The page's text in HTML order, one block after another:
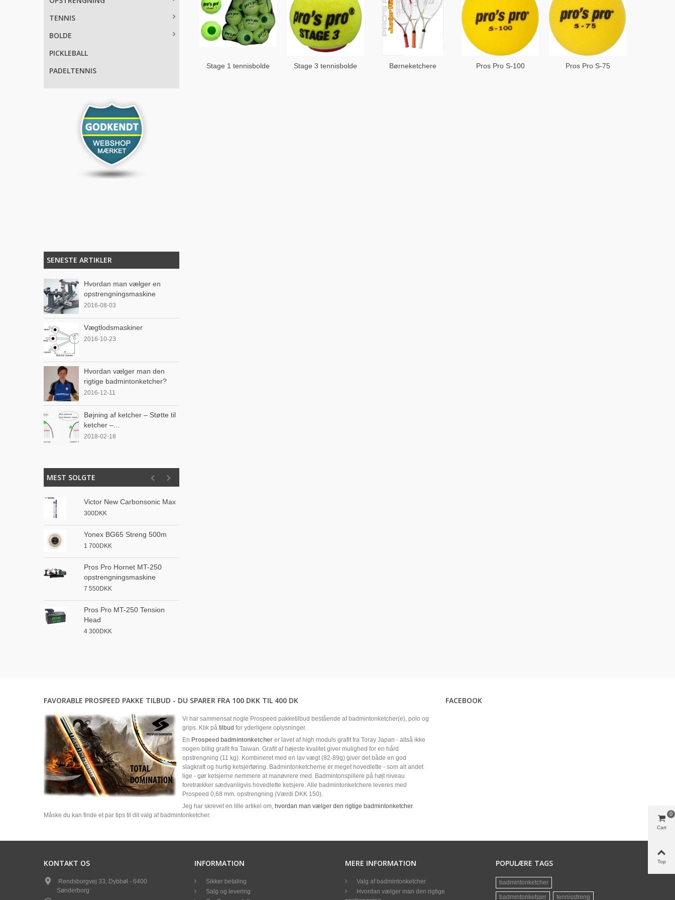
TENNIS
BOLDE
PICKLEBALL
PADELTENNIS
SENESTE ARTIKLER
Hvordan man vælger en
opstrengningsmaskine
2016-08-03
Vægtlodsmaskiner
2016-10-23
Hvordan vælger man den
rigtige badmintonketcher?
2016-12-11
Bøjning af ketcher – Støtte til
ketcher –...
2018-02-18
MEST SOLGTE
Victor New Carbonsonic Max
300DKK
Yonex BG65 Streng 500m
1 700DKK
Pros Pro Hornet MT-250
opstrengningsmaskine
7 550DKK
Pros Pro MT-250 Tension
Head
4 300DKK
Stage 1 tennisbolde
Stage 3 tennisbolde
Børneketchere
Pros Pro S-100
Pros Pro S-75
FAVORABLE PROSPEED PAKKE TILBUD - DU SPARER FRA 100 DKK TIL 400 DK
Vi har sammensat nogle Prospeed pakketilbud bestående af badmintonketcher(e), polo og
grips. Klik på tilbud for yderligere oplysninger.
En Prospeed badmintonketcher er lavet af high moduls grafit fra Toray Japan - altså ikke
nogen billig grafit fra Taiwan. Grafit af højeste kvalitet giver mulighed for en hård
opstrengning (11 kg). Kombineret med en lav vægt (82-89g) giver det både en god
slagkraft og hurtig ketsjerføring. Badmintonketcherne er meget hovedlette - som alt andet
lige - gør ketsjerne nemmere at manøvrere med. Badmintonspillere på højt niveau
foretrækker sædvanligvis hovedlette ketsjere. Alle badmintonketchere leveres med
Prospeed 0,68 mm. opstrengning (Værdi DKK 150).
Jeg har skrevet en lille artikel om, hvordan man vælger den rigtige badmintonketcher.
Måske du kan finde et par tips til dit valg af badmintonketcher.
FACEBOOK
KONTAKT OS
Rendsborgvej 33, Dybbøl - 6400
Sønderborg
INFORMATION
Sikker betaling
Salg og levering
MERE INFORMATION
Valg af badmintonketcher
Hvordan vælger man den rigtige
POPULÆRE TAGS
badmintonketcher
badmintonketsjer tennisstreng
Cart
0
Top